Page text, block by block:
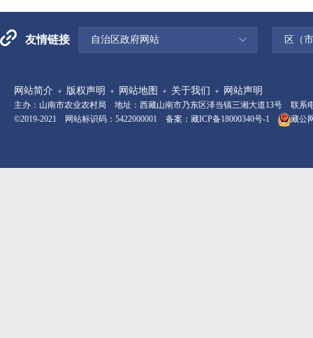
友情链接 自治区政府网站 区（
网站简介 版权声明 网站地图 关于我们 网站声明
主办：山南市农业农村局 地址：西藏山南市乃东区泽当镇三湘大道13号 联系电
©2019-2021 网站标识码：5422000001 备案： 藏ICP备18000340号-1 藏公